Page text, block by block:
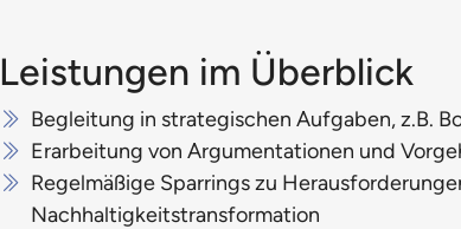
Leistungen im Überblick
Begleitung in strategischen Aufgaben, z.B.
Erarbeitung von Argumentationen und
Regelmäßige Sparrings zu
Nachhaltigkeitstransformation